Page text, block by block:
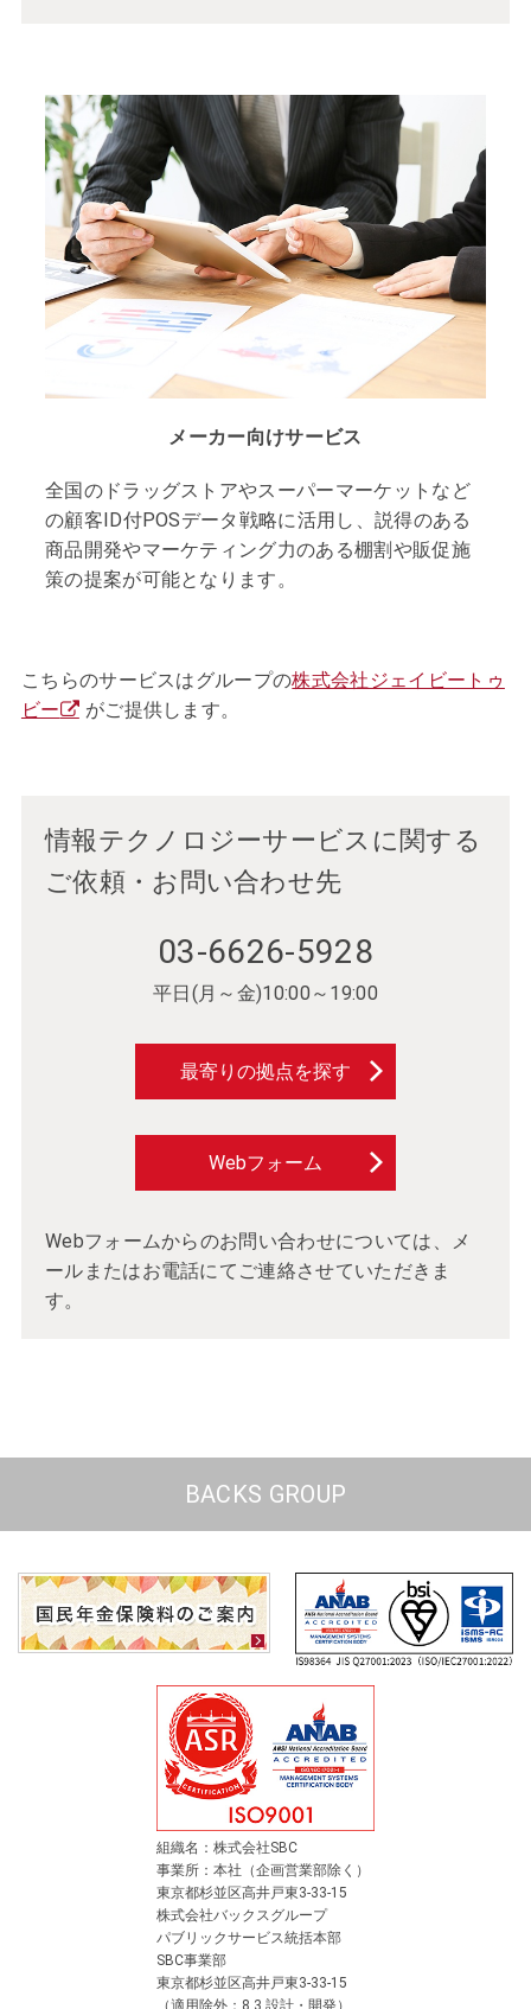
メーカー向けサービス
全国のドラッグストアやスーパーマーケットなど
の顧客ID付POSデータ戦略に活用し、説得のある
商品開発やマーケティング力のある棚割や販促施
策の提案が可能となります。
こちらのサービスはグループの株式会社ジェイビートゥ
ビー
がご提供します。
情報テクノロジーサービスに関する
ご依頼・お問い合わせ先
03-6626-5928
平日(月～金)10:00～19:00
最寄りの拠点を探す
Webフォーム
Webフォームからのお問い合わせについては、メ
ールまたはお電話にてご連絡させていただきま
す。
BACKS GROUP
組織名：株式会社SBC
事業所：本社（企画営業部除く）
東京都杉並区高井戸東3-33-15
株式会社バックスグループ
パブリックサービス統括本部
SBC事業部
東京都杉並区高井戸東3-33-15
（適用除外：8.3 設計・開発）